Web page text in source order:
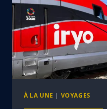
À LA UNE | VOYAGES